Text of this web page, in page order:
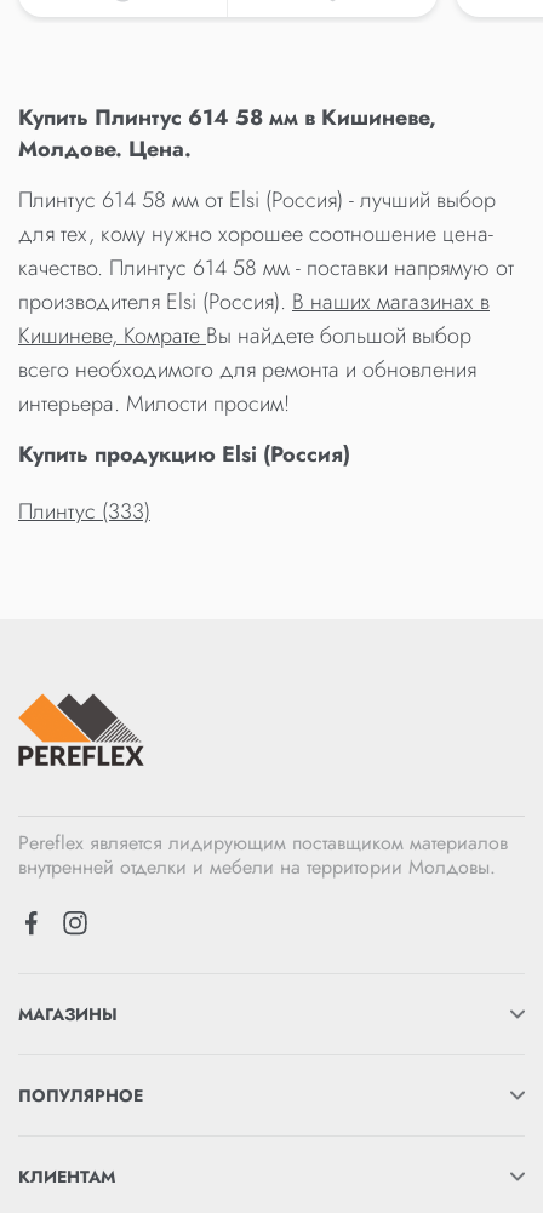
Купить Плинтус 614 58 мм в Кишиневе,
Молдове. Цена.
Плинтус 614 58 мм от Elsi (Россия) - лучший выбор
для тех, кому нужно хорошее соотношение цена-
качество. Плинтус 614 58 мм - поставки напрямую от
производителя Elsi (Россия). В наших магазинах в
Кишиневе, КомратеВы найдете большой выбор
всего необходимого для ремонта и обновления
интерьера. Милости просим!
Купить продукцию Elsi (Россия)
Плинтус (333)
Pereflex является лидирующим поставщиком материалов
внутренней отделки и мебели на территории Молдовы.
МАГАЗИНЫ
ПОПУЛЯРНОЕ
КЛИЕНТАМ